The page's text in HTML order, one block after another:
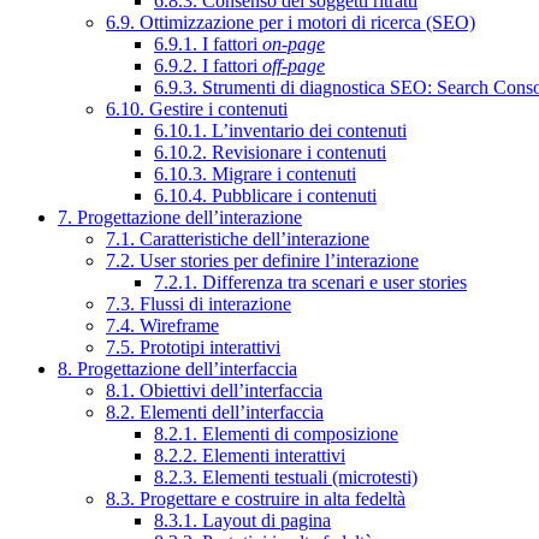
6.9. Ottimizzazione per i motori di ricerca (SEO)
6.9.1. I fattori on-page
6.9.2. I fattori off-page
6.9.3. Strumenti di diagnostica SEO: Search
6.10. Gestire i contenuti
6.10.1. L’inventario dei contenuti
6.10.2. Revisionare i contenuti
6.10.3. Migrare i contenuti
6.10.4. Pubblicare i contenuti
7. Progettazione dell’interazione
7.1. Caratteristiche dell’interazione
7.2. User stories per definire l’interazione
7.2.1. Differenza tra scenari e user stories
7.3. Flussi di interazione
7.4. Wireframe
7.5. Prototipi interattivi
8. Progettazione dell’interfaccia
8.1. Obiettivi dell’interfaccia
8.2. Elementi dell’interfaccia
8.2.1. Elementi di composizione
8.2.2. Elementi interattivi
8.2.3. Elementi testuali (microtesti)
8.3. Progettare e costruire in alta fedeltà
8.3.1. Layout di pagina